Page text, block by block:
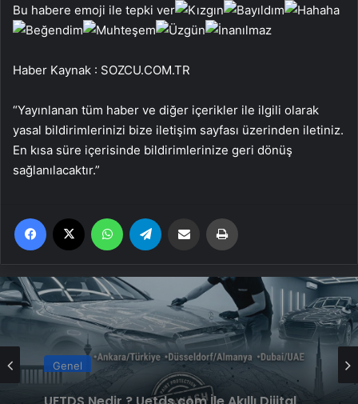
Bu habere emoji ile tepki ver
Haber Kaynak : SOZCU.COM.TR
“Yayınlanan tüm haber ve diğer içerikler ile ilgili olarak
yasal bildirimlerinizi bize iletişim sayfası üzerinden iletiniz.
En kısa süre içerisinde bildirimlerinize geri dönüş
sağlanılacaktır.”
Facebook WhatsApp Email'den paylaş
Genel
Yeni Dünya Düzensizliği Çağında Türk Dış